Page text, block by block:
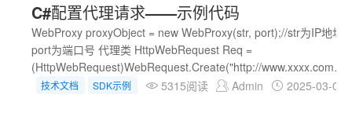
server=http://{}'.format(id)) # 创建浏览器对象的时候添加配
置对象 driver = webdriver.Chrome(chrome_options=opt)
driver.get(url) driver.quit()
C#配置代理请求——示例代码
WebProxy proxyObject = new WebProxy(str, port);//str为IP地址
port为端口号 代理类 HttpWebRequest Req =
(HttpWebRequest)WebRequest.Create("http://www.xxxx.com");
// 访问这个网站 ，返回的就是你发出请求的代理ip 这个做代理ip
技术文档 SDK示例 5315阅读 Admin 2025-03-07